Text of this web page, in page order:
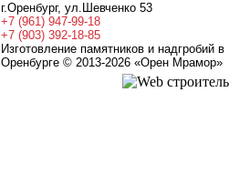
г.Оренбург, ул.Шевченко 53
+7 (961) 947-99-18
+7 (903) 392-18-85
Изготовление памятников и надгробий в
Оренбурге © 2013-2026 «Орен Мрамор»